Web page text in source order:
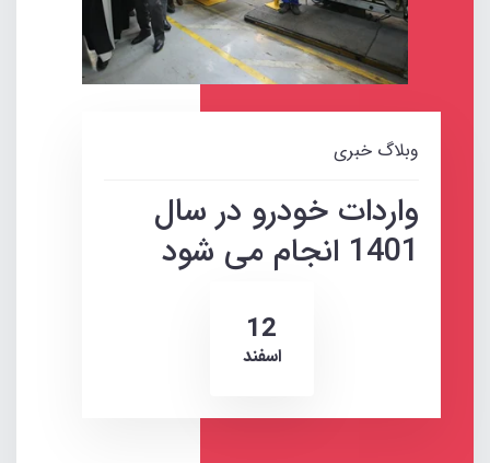
وبلاگ خبری
واردات خودرو در سال
1401 انجام می شود
12
اسفند